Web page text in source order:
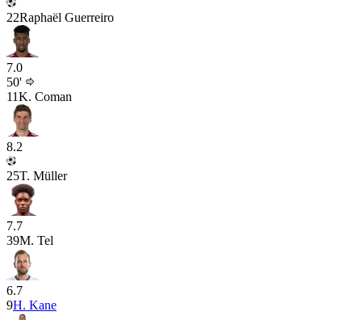
22Raphaël Guerreiro
7.0
50'
11K. Coman
8.2
25T. Müller
7.7
39M. Tel
6.7
9H. Kane